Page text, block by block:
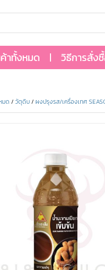
าทั้งหมด วิธีการสั่ง
มด /วัตุดิบ/ผงปรุงรส/เครื่องเทศ